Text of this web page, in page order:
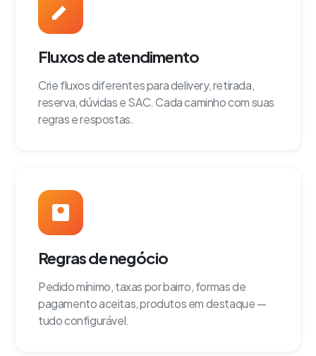
Fluxos de atendimento
Crie fluxos diferentes para delivery, retirada,
reserva, dúvidas e SAC. Cada caminho com suas
regras e respostas.
Regras de negócio
Pedido mínimo, taxas por bairro, formas de
pagamento aceitas, produtos em destaque —
tudo configurável.